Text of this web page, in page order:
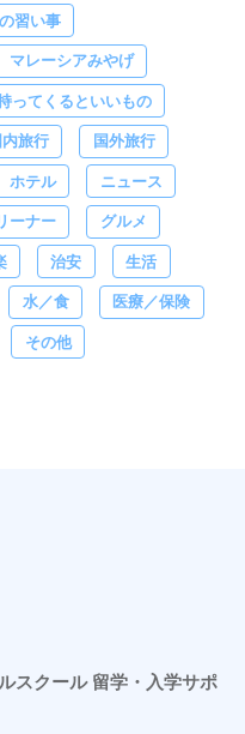
習い事
マレーシアみやげ
ってくるといいもの
内旅行 国外旅行
ホテル ニュース
ーナー グルメ
治安 生活
水／食 医療／保険
その他
スクール 留学・入学サポ